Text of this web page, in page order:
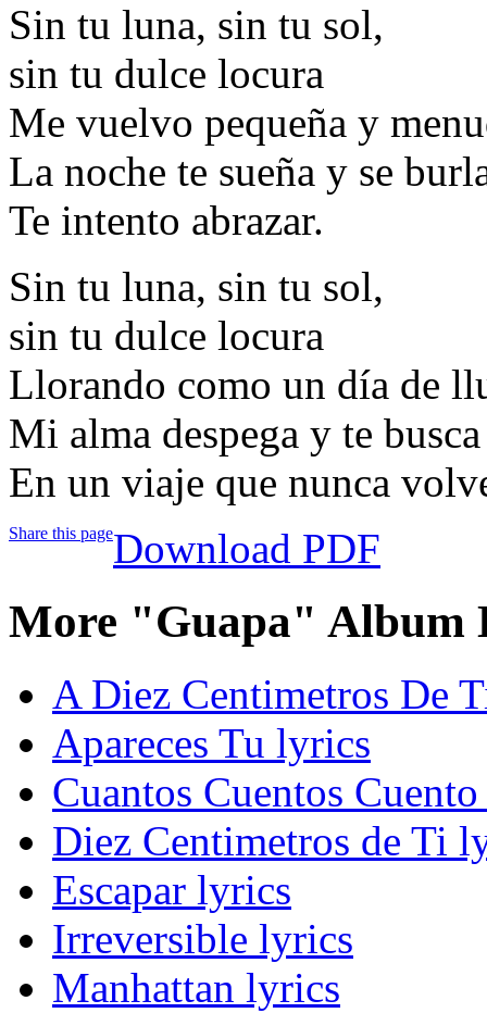
Sin tu luna, sin tu sol,
sin tu dulce locura
Me vuelvo pequeña y
La noche te sueña y se
Te intento abrazar.
Sin tu luna, sin tu sol,
sin tu dulce locura
Llorando como un día de
Mi alma despega y te busca
En un viaje que nunca
Share this pageDownload PDF
More "Guapa" Album
A Diez Centimetros De
Apareces Tu lyrics
Cuantos Cuentos
Diez Centimetros de Ti
Escapar lyrics
Irreversible lyrics
Manhattan lyrics